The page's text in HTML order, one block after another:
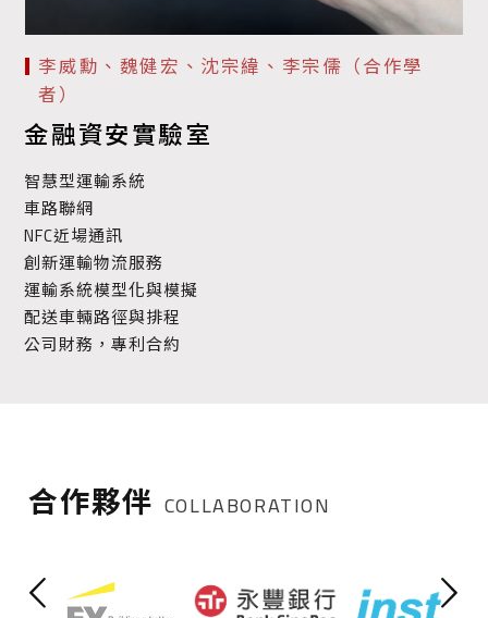
李威勳、魏健宏、沈宗緯、李宗儒（合作學
者）
金融資安實驗室
智慧型運輸系統
車路聯網
NFC近場通訊
創新運輸物流服務
運輸系統模型化與模擬
配送車輛路徑與排程
公司財務，專利合約
合作夥伴 COLLABORATION